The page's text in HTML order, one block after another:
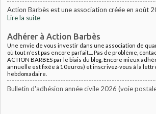
Action Barbès est une association créée en août
Lire la suite
Adhérer à Action Barbès
Une envie de vous investir dans une association de
où tout n'est pas encore parfait.... Pas de problème,
ACTION BARBES par le biais du blog. Encore mieux
annuelle est fixée à 10euros) et inscrivez-vous à la
hebdomadaire.
Bulletin d'adhésion année civile 2026 (voie